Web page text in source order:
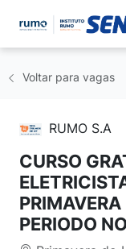
Voltar para vagas
RUMO S.A
CURSO
PERIODO